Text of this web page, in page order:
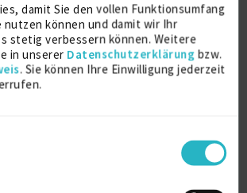
damit Sie den vollen Funktionsumfang
nutzen können und damit wir Ihr
stetig verbessern können. Weitere
in unserer Datenschutzerklärung bzw.
. Sie können Ihre Einwilligung jederzeit